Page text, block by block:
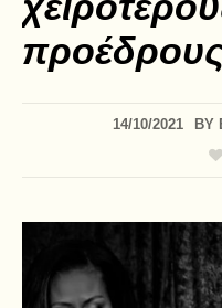
14/10/2021 BY